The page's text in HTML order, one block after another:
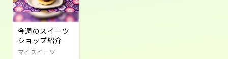
今週のスイーツ
ショップ紹介
マイスイーツ